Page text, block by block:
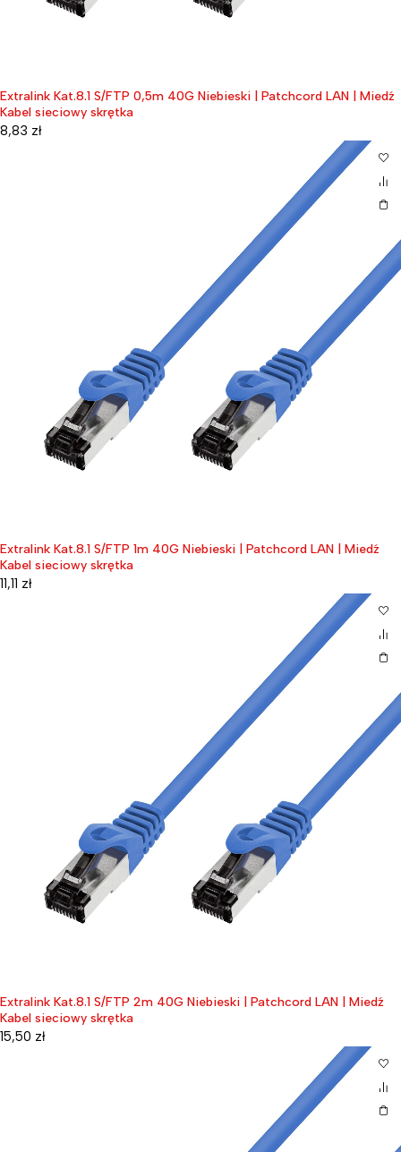
Extralink Kat.8.1 S/FTP 0,5m 40G Niebieski | Patchcord LAN | Miedź
Kabel sieciowy skrętka
8,83 zł
Extralink Kat.8.1 S/FTP 1m 40G Niebieski | Patchcord LAN | Miedź
Kabel sieciowy skrętka
11,11 zł
Extralink Kat.8.1 S/FTP 2m 40G Niebieski | Patchcord LAN | Miedź
Kabel sieciowy skrętka
15,50 zł